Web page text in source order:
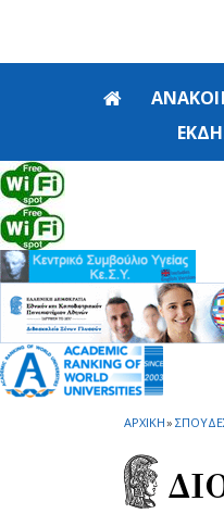
ΑΡΧΙΚΗ»